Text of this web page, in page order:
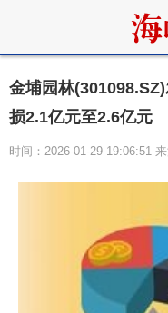
金埔园林
损2.1亿元至2.6亿元
时间：2026-01-29 19:06:51